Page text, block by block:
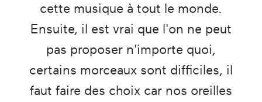
cette musique à tout le monde.
Ensuite, il est vrai que l'on ne peut
pas proposer n'importe quoi,
certains morceaux sont difficiles, il
faut faire des choix car nos oreilles